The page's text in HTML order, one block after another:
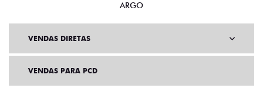
ARGO
VENDAS DIRETAS
VENDAS PARA PCD